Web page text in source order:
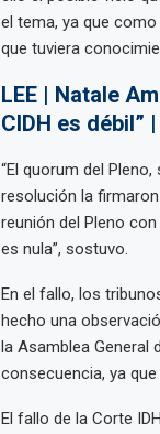
el tema, ya que
que tuviera
LEE | Natale
CIDH es débil”
“El quorum del
resolución la
reunión del Pleno
es nula”, sostuvo.
En el fallo, los
hecho una
la Asamblea General
consecuencia, ya
El fallo de la Corte